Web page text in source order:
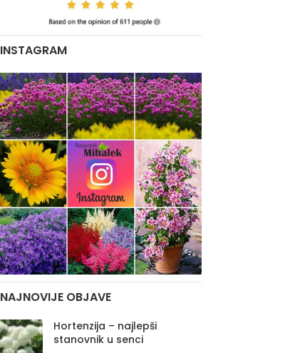
INSTAGRAM
NAJNOVIJE OBJAVE
Hortenzija – najlepši
stanovnik u senci